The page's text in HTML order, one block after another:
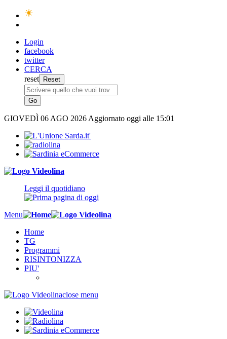
Login
facebook
twitter
CERCA
reset
GIOVEDÌ 06 AGO 2026 Aggiornato oggi alle 15:01
Leggi il quotidiano
Menu
Home
TG
Programmi
RISINTONIZZA
PIU'
close menu